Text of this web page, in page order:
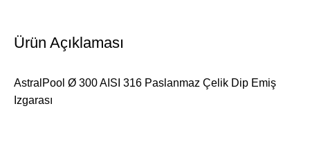
Ürün Açıklaması
AstralPool Ø 300 AISI 316 Paslanmaz Çelik Dip Emiş
Izgarası